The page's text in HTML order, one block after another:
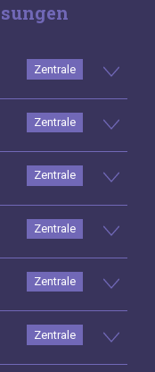
Zentrale
Zentrale
Zentrale
Zentrale
Zentrale
Zentrale